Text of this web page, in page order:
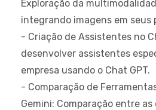
Exploração da
integrando imagens em seus
- Criação de Assistentes no
desenvolver assistentes
empresa usando o Chat GPT.
- Comparação de
Gemini: Comparação entre